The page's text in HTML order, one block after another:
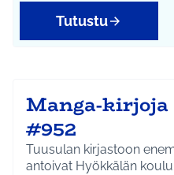
Tutustu
Manga-
#952
Tuusulan kirjastoon
antoivat Hyökkälän